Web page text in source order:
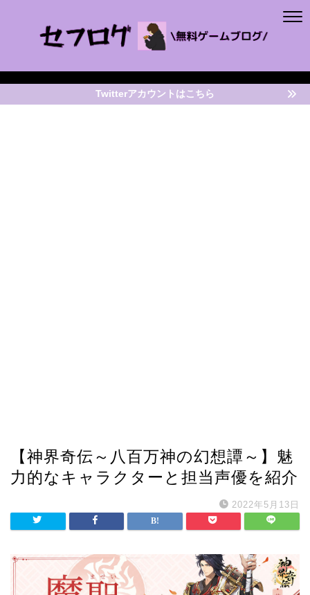
Twitterアカウントはこちら
【神界奇伝～八百万神の幻想譚～】魅
力的なキャラクターと担当声優を紹介
2022年5月13日